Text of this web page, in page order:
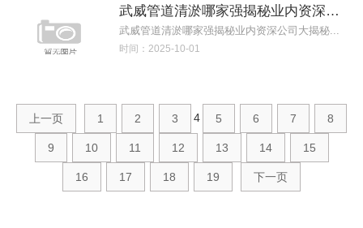
武威管道清淤哪家强揭秘业内资深公司大揭秘
武威管道清淤哪家强揭秘业内资深公司大揭秘...
时间：2025-10-01
上一页 1 2 3 4 5 6 7 8
9 10 11 12 13 14 15
16 17 18 19 下一页